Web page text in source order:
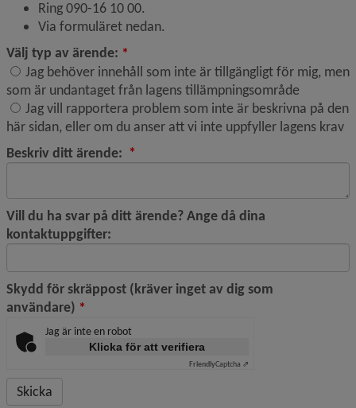
Ring 090-16 10 00.
Via formuläret nedan.
Välj typ av ärende: *
Välj typ av ärende:
Jag behöver innehåll som inte är tillgängligt för mig, men
som är undantaget från lagens tillämpningsområde
Jag vill rapportera problem som inte är beskrivna på den
här sidan, eller om du anser att vi inte uppfyller lagens krav
Beskriv ditt ärende: *
Vill du ha svar på ditt ärende? Ange då dina
kontaktuppgifter:
Skydd för skräppost (kräver inget av dig som
användare) *
Jag är inte en robot
Klicka för att verifiera
FriendlyCaptcha ⇗